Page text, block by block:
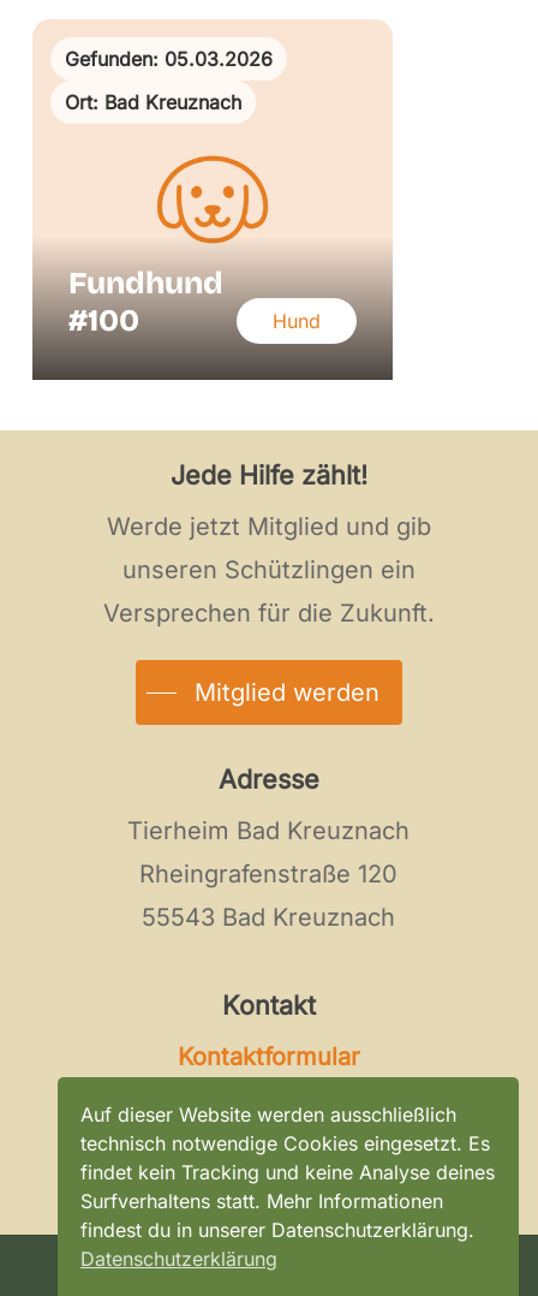
Gefunden: 05.03.2026
Ort: Bad Kreuznach
Fundhund
#100
Hund
Jede Hilfe zählt!
Werde jetzt Mitglied und gib
unseren Schützlingen ein
Versprechen für die Zukunft.
Mitglied werden
Adresse
Tierheim Bad Kreuznach
Rheingrafenstraße 120
55543 Bad Kreuznach
Kontakt
Kontaktformular
E-Mail: kontakt@tierheim-bad-
kreuznach.de
Auf dieser Website werden ausschließlich
technisch notwendige Cookies eingesetzt. Es
findet kein Tracking und keine Analyse deines
Surfverhaltens statt. Mehr Informationen
findest du in unserer Datenschutzerklärung.
Datenschutzerklärung